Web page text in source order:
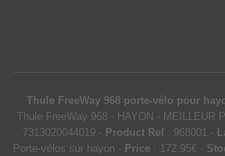
Thule FreeWay 968 porte-vélo pour
Thule FreeWay 968 - HAYON - MEILLEUR
7313020044019 - Product Ref : 968001 -
Porte-vélos sur hayon - Price: 172.95€-